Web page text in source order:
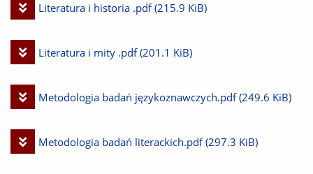
Pobierz
Literatura i historia .pdf (215.9 KiB)
Pobierz
Literatura i mity .pdf (201.1 KiB)
Pobierz
Metodologia badań językoznawczych.pdf (249.6 KiB)
Pobierz
Metodologia badań literackich.pdf (297.3 KiB)